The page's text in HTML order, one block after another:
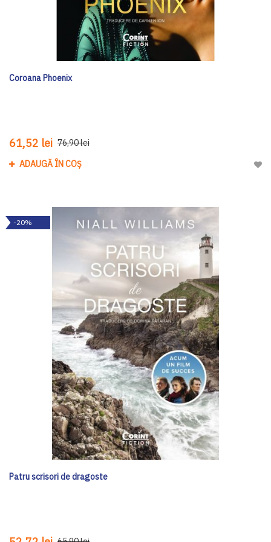
Coroana Phoenix
61,52 lei 76,90 lei
ADAUGĂ ÎN COȘ
-20%
Patru scrisori de dragoste